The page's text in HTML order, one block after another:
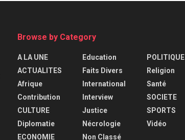
Browse by Category
A LA UNE
ACTUALITES
Afrique
Contribution
CULTURE
Diplomatie
ECONOMIE
Education
Faits Divers
International
Interview
Justice
Nécrologie
Non Classé
POLITIQUE
Religion
Santé
SOCIETE
SPORTS
Vidéo